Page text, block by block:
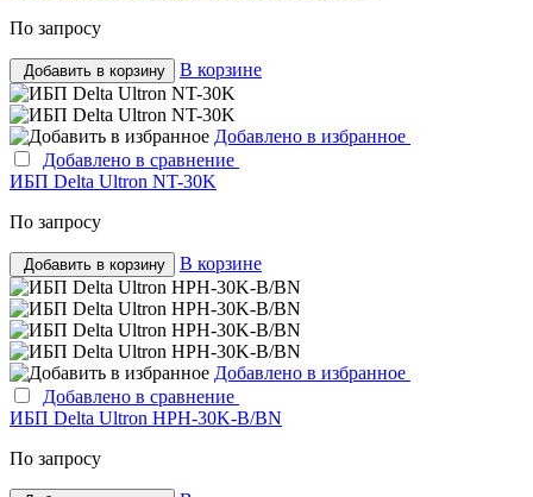
По запросу
Добавить в корзину В корзине
Добавлено в избранное
Добавлено в сравнение
ИБП Delta Ultron NT-30K
По запросу
Добавить в корзину В корзине
Добавлено в избранное
Добавлено в сравнение
ИБП Delta Ultron HPH-30K-B/BN
По запросу